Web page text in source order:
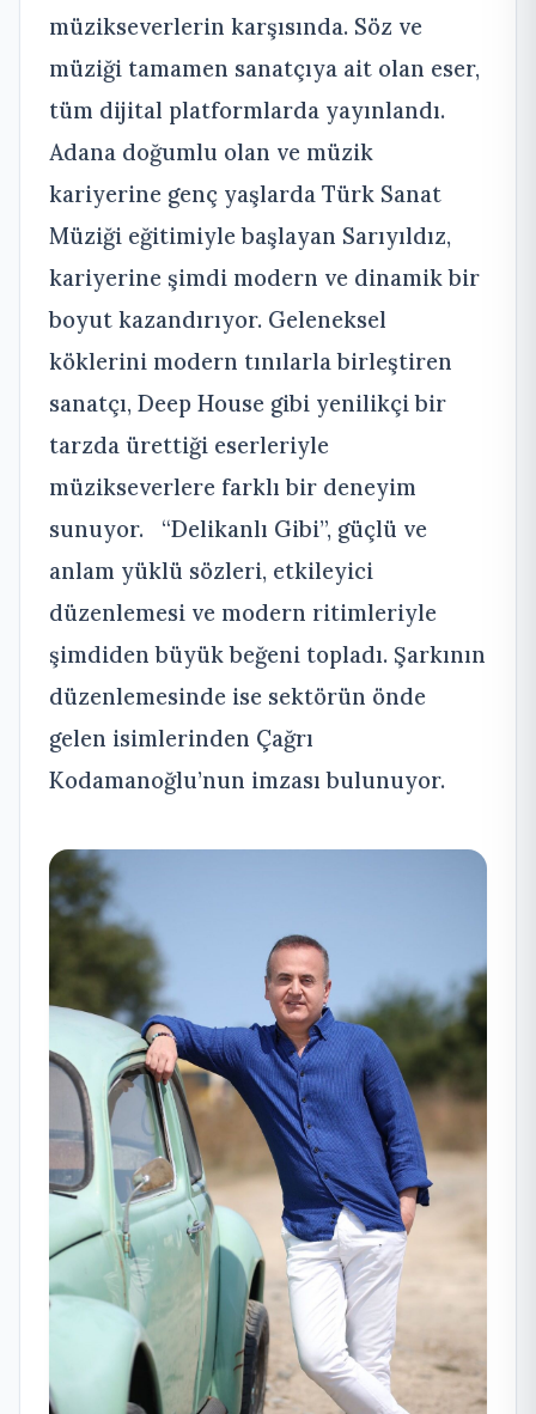
müzikseverlerin karşısında. Söz ve
müziği tamamen sanatçıya ait olan eser,
tüm dijital platformlarda yayınlandı.
Adana doğumlu olan ve müzik
kariyerine genç yaşlarda Türk Sanat
Müziği eğitimiyle başlayan Sarıyıldız,
kariyerine şimdi modern ve dinamik bir
boyut kazandırıyor. Geleneksel
köklerini modern tınılarla birleştiren
sanatçı, Deep House gibi yenilikçi bir
tarzda ürettiği eserleriyle
müzikseverlere farklı bir deneyim
sunuyor. “Delikanlı Gibi”, güçlü ve
anlam yüklü sözleri, etkileyici
düzenlemesi ve modern ritimleriyle
şimdiden büyük beğeni topladı. Şarkının
düzenlemesinde ise sektörün önde
gelen isimlerinden Çağrı
Kodamanoğlu’nun imzası bulunuyor.